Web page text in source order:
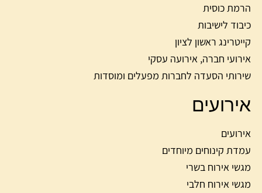
הרמת כוסית
כיבוד לישיבות
קייטרינג ראשון לציון
אירועי חברה, אירועה עסקי
שירותי הסעדה לחברות מפעלים ומוסדות
אירועים
אירועים
עמדת קינוחים מיוחדים
מגשי אירוח בשרי
מגשי אירוח חלבי